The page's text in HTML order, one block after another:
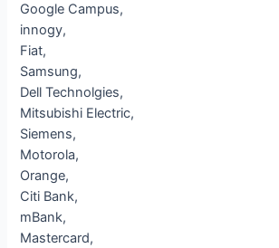
Google Campus,
innogy,
Fiat,
Samsung,
Dell Technolgies,
Mitsubishi Electric,
Siemens,
Motorola,
Orange,
Citi Bank,
mBank,
Mastercard,